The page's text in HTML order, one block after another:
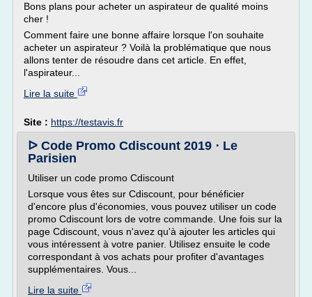
Bons plans pour acheter un aspirateur de qualité moins
cher !
Comment faire une bonne affaire lorsque l'on souhaite
acheter un aspirateur ? Voilà la problématique que nous
allons tenter de résoudre dans cet article. En effet,
l'aspirateur...
Lire la suite
Site : https://testavis.fr
ᐅ Code Promo Cdiscount 2019 ⋅ Le
Parisien
Utiliser un code promo Cdiscount
Lorsque vous êtes sur Cdiscount, pour bénéficier
d'encore plus d'économies, vous pouvez utiliser un code
promo Cdiscount lors de votre commande. Une fois sur la
page Cdiscount, vous n'avez qu'à ajouter les articles qui
vous intéressent à votre panier. Utilisez ensuite le code
correspondant à vos achats pour profiter d'avantages
supplémentaires. Vous...
Lire la suite